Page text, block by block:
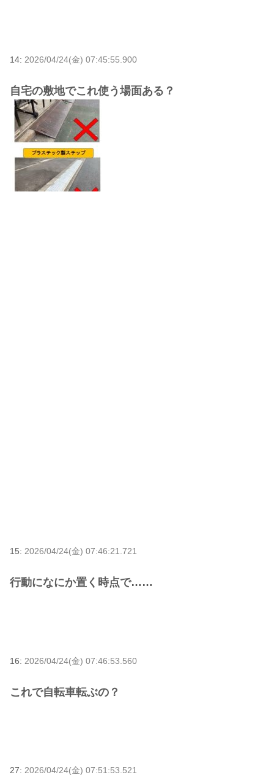
14: 2026/04/24(金) 07:45:55.900
自宅の敷地でこれ使う場面ある？
15: 2026/04/24(金) 07:46:21.721
行動になにか置く時点で……
16: 2026/04/24(金) 07:46:53.560
これで自転車転ぶの？
27: 2026/04/24(金) 07:51:53.521